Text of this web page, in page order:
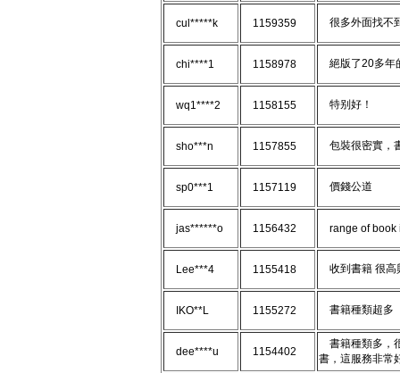
cul*****k 1159359 很多外面找不
chi****1 1158978 絕版了20多年
wq1****2 1158155 特别好！
sho***n 1157855 包裝很密實，
sp0***1 1157119 價錢公道
jas******o 1156432 range of book
Lee***4 1155418 收到書籍 很高
IKO**L 1155272 書籍種類超多
dee****u 1154402
書籍種類多，
書，這服務非常